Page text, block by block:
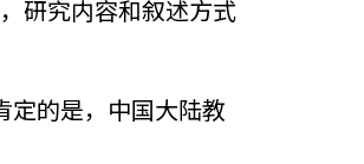
研究内容和叙述方式
的是，中国大陆教